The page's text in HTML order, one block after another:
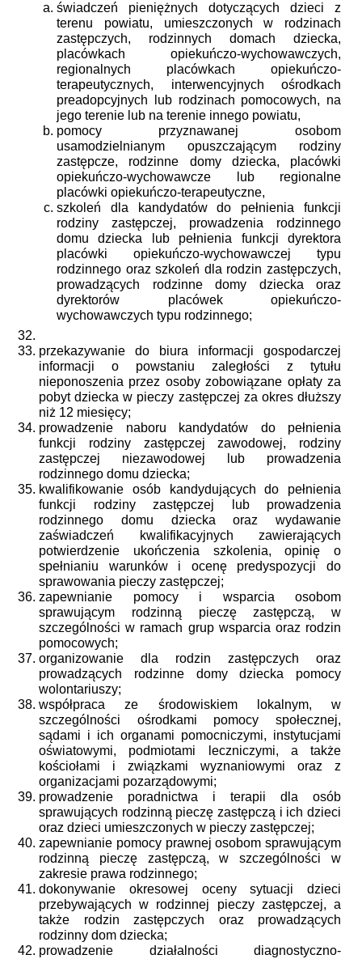
świadczeń pieniężnych dotyczących dzieci z
terenu powiatu, umieszczonych w rodzinach
zastępczych, rodzinnych domach dziecka,
placówkach opiekuńczo-wychowawczych,
regionalnych placówkach opiekuńczo-
terapeutycznych, interwencyjnych ośrodkach
preadopcyjnych lub rodzinach pomocowych, na
jego terenie lub na terenie innego powiatu,
pomocy przyznawanej osobom
usamodzielnianym opuszczającym rodziny
zastępcze, rodzinne domy dziecka, placówki
opiekuńczo-wychowawcze lub regionalne
placówki opiekuńczo-terapeutyczne,
szkoleń dla kandydatów do pełnienia funkcji
rodziny zastępczej, prowadzenia rodzinnego
domu dziecka lub pełnienia funkcji dyrektora
placówki opiekuńczo-wychowawczej typu
rodzinnego oraz szkoleń dla rodzin zastępczych,
prowadzących rodzinne domy dziecka oraz
dyrektorów placówek opiekuńczo-
wychowawczych typu rodzinnego;
przekazywanie do biura informacji gospodarczej
informacji o powstaniu zaległości z tytułu
nieponoszenia przez osoby zobowiązane opłaty za
pobyt dziecka w pieczy zastępczej za okres dłuższy
niż 12 miesięcy;
prowadzenie naboru kandydatów do pełnienia
funkcji rodziny zastępczej zawodowej, rodziny
zastępczej niezawodowej lub prowadzenia
rodzinnego domu dziecka;
kwalifikowanie osób kandydujących do pełnienia
funkcji rodziny zastępczej lub prowadzenia
rodzinnego domu dziecka oraz wydawanie
zaświadczeń kwalifikacyjnych zawierających
potwierdzenie ukończenia szkolenia, opinię o
spełnianiu warunków i ocenę predyspozycji do
sprawowania pieczy zastępczej;
zapewnianie pomocy i wsparcia osobom
sprawującym rodzinną pieczę zastępczą, w
szczególności w ramach grup wsparcia oraz rodzin
pomocowych;
organizowanie dla rodzin zastępczych oraz
prowadzących rodzinne domy dziecka pomocy
wolontariuszy;
współpraca ze środowiskiem lokalnym, w
szczególności ośrodkami pomocy społecznej,
sądami i ich organami pomocniczymi, instytucjami
oświatowymi, podmiotami leczniczymi, a także
kościołami i związkami wyznaniowymi oraz z
organizacjami pozarządowymi;
prowadzenie poradnictwa i terapii dla osób
sprawujących rodzinną pieczę zastępczą i ich dzieci
oraz dzieci umieszczonych w pieczy zastępczej;
zapewnianie pomocy prawnej osobom sprawującym
rodzinną pieczę zastępczą, w szczególności w
zakresie prawa rodzinnego;
dokonywanie okresowej oceny sytuacji dzieci
przebywających w rodzinnej pieczy zastępczej, a
także rodzin zastępczych oraz prowadzących
rodzinny dom dziecka;
prowadzenie działalności diagnostyczno-